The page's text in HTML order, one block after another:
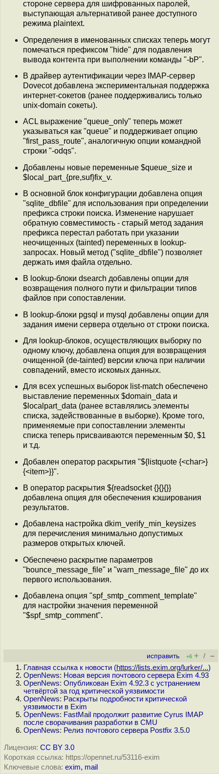
стороне сервера для шифрованных паролей,
выступающая альтернативой ранее доступного
режима plaintext.
Определения в именованных списках теперь могут
помечаться префиксом "hide" для подавления
вывода контента при выполнении команды "-bP".
В драйвер аутентификации через IMAP-сервер
Dovecot добавлена экспериментальная поддержка
интернет-сокетов (ранее поддерживались только
unix-domain сокеты).
ACL выражение "queue_only" теперь может
указываться как "queue" и поддерживает опцию
"first_pass_route", аналогичную опции командной
строки "-odqs".
Добавлены новые переменные $queue_size и
$local_part_{pre,suf}fix_v.
В основной блок конфигурации добавлена опция
"sqlite_dbfile" для использования при определении
префикса строки поиска. Изменение нарушает
обратную совместимость - старый метод задания
префикса перестал работать при указании
неочищенных (tainted) переменных в lookup-
запросах. Новый метод ("sqlite_dbfile") позволяет
держать имя файла отдельно.
В lookup-блоки dsearch добавлены опции для
возвращения полного пути и фильтрации типов
файлов при сопоставлении.
В lookup-блоки pgsql и mysql добавлены опции для
задания имени сервера отдельно от строки поиска.
Для lookup-блоков, осуществляющих выборку по
одному ключу, добавлена опция для возвращения
очищенной (de-tainted) версии ключа при наличии
совпадений, вместо искомых данных.
Для всех успешных выборок list-match обеспечено
выставление переменных $domain_data и
$localpart_data (ранее вставлялись элементы
списка, задействованные в выборке). Кроме того,
применяемые при сопоставлении элементы
списка теперь присваиваются переменным $0, $1
и т.д.
Добавлен оператор раскрытия "${listquote {<char>}
{<item>}}".
В оператор раскрытия ${readsocket {}{}{}}
добавлена опция для обеспечения кэширования
результатов.
Добавлена настройка dkim_verify_min_keysizes
для перечисления минимально допустимых
размеров открытых ключей.
Обеспечено раскрытие параметров
"bounce_message_file" и "warn_message_file" до их
первого использования.
Добавлена опция "spf_smtp_comment_template"
для настройки значения переменной
"$spf_smtp_comment".
исправить +6 + / –
Главная ссылка к новости (https://lists.exim.org/lurker/...)
OpenNews: Новая версия почтового сервера Exim 4.93
OpenNews: Опубликован Exim 4.92.3 с устранением
четвёртой за год критической уязвимости
OpenNews: Раскрыты подробности критической
уязвимости в Exim
OpenNews: FastMail продолжит развитие Cyrus IMAP
после сворачивания разработки в CMU
OpenNews: Релиз почтового сервера Postfix 3.5.0
Лицензия: CC BY 3.0
Короткая ссылка: https://opennet.ru/53116-exim
Ключевые слова: exim, mail